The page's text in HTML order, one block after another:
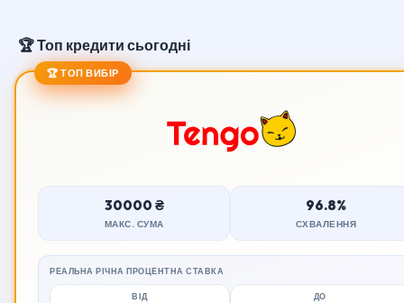
🏆 Топ кредити сьогодні
🏆 ТОП ВИБІР
30000 ₴
МАКС. СУМА
96.8%
СХВАЛЕННЯ
РЕАЛЬНА РІЧНА ПРОЦЕНТНА СТАВКА
ВІД ДО